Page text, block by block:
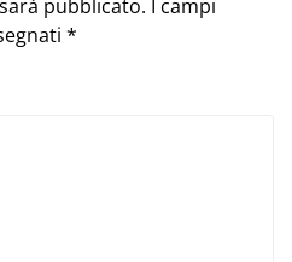
pubblicato. I campi
*